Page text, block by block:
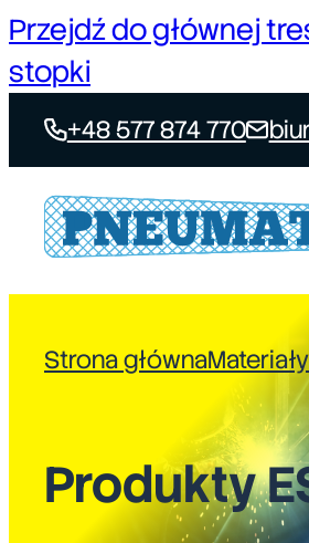
Przejdź do głównej
stopki
+48 577 874 770
Strona główna
Produkty